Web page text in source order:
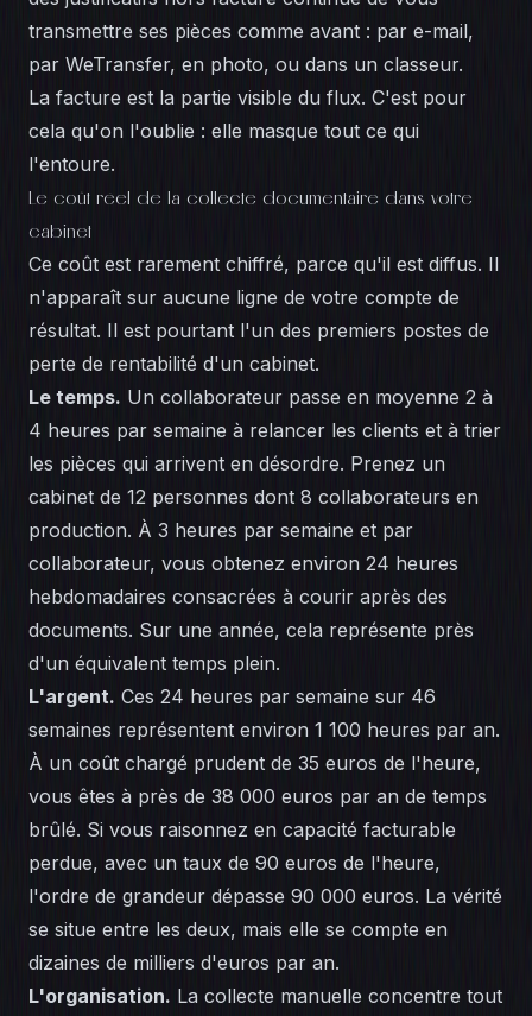
transmettre ses pièces comme avant : par e-mail,
par WeTransfer, en photo, ou dans un classeur.
La facture est la partie visible du flux. C'est pour
cela qu'on l'oublie : elle masque tout ce qui
l'entoure.
Le coût réel de la collecte documentaire dans votre
cabinet
Ce coût est rarement chiffré, parce qu'il est diffus. Il
n'apparaît sur aucune ligne de votre compte de
résultat. Il est pourtant l'un des premiers postes de
perte de rentabilité d'un cabinet.
Le temps. Un collaborateur passe en moyenne 2 à
4 heures par semaine à relancer les clients et à trier
les pièces qui arrivent en désordre. Prenez un
cabinet de 12 personnes dont 8 collaborateurs en
production. À 3 heures par semaine et par
collaborateur, vous obtenez environ 24 heures
hebdomadaires consacrées à courir après des
documents. Sur une année, cela représente près
d'un équivalent temps plein.
L'argent. Ces 24 heures par semaine sur 46
semaines représentent environ 1 100 heures par an.
À un coût chargé prudent de 35 euros de l'heure,
vous êtes à près de 38 000 euros par an de temps
brûlé. Si vous raisonnez en capacité facturable
perdue, avec un taux de 90 euros de l'heure,
l'ordre de grandeur dépasse 90 000 euros. La vérité
se situe entre les deux, mais elle se compte en
dizaines de milliers d'euros par an.
L'organisation. La collecte manuelle concentre tout